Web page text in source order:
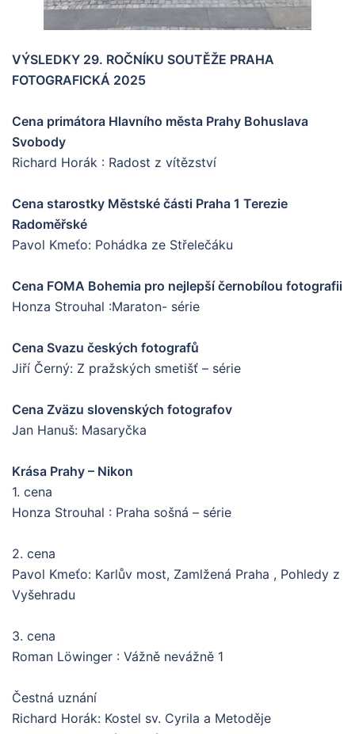
VÝSLEDKY 29. ROČNÍKU SOUTĚŽE PRAHA
FOTOGRAFICKÁ 2025
Cena primátora Hlavního města Prahy Bohuslava
Svobody
Richard Horák : Radost z vítězství
Cena starostky Městské části Praha 1 Terezie
Radoměřské
Pavol Kmeťo: Pohádka ze Střelečáku
Cena FOMA Bohemia pro nejlepší černobílou fotografii
Honza Strouhal :Maraton- série
Cena Svazu českých fotografů
Jiří Černý: Z pražských smetišť – série
Cena Zväzu slovenských fotografov
Jan Hanuš: Masaryčka
Krása Prahy – Nikon
1. cena
Honza Strouhal : Praha sošná – série
2. cena
Pavol Kmeťo: Karlův most, Zamlžená Praha , Pohledy z
Vyšehradu
3. cena
Roman Löwinger : Vážně nevážně 1
Čestná uznání
Richard Horák: Kostel sv. Cyrila a Metoděje